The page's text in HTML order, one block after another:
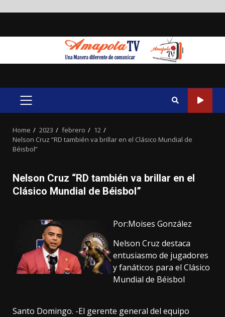
PRIMARY
Home 2023 febrero
12
Nelson Cruz “RD también va brillar en el Clásico Mundial de
Béisbol”
Nelson Cruz “RD también va brillar en el
Clásico Mundial de Béisbol”
Por:Moises González
Nelson Cruz destaca
entusiasmo de jugadores
y fanáticos para el Clásico
Mundial de Béisbol
Santo Domingo. -El gerente general del equipo